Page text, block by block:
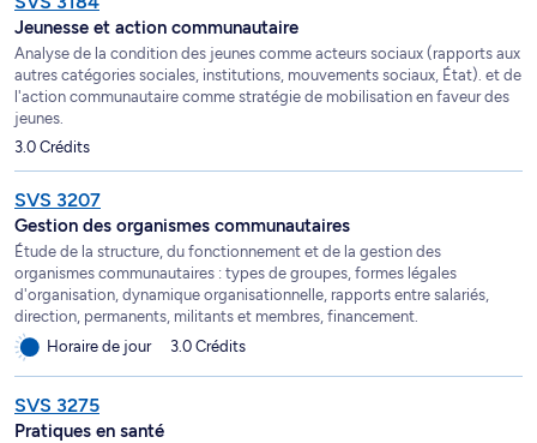
Jeunesse et action communautaire
Analyse de la condition des jeunes comme acteurs sociaux (rapports aux
autres catégories sociales, institutions, mouvements sociaux, État). et de
l'action communautaire comme stratégie de mobilisation en faveur des
jeunes.
3.0 Crédits
SVS 3207
Gestion des organismes communautaires
Étude de la structure, du fonctionnement et de la gestion des
organismes communautaires : types de groupes, formes légales
d'organisation, dynamique organisationnelle, rapports entre salariés,
direction, permanents, militants et membres, financement.
Horaire de jour
3.0 Crédits
SVS 3275
Pratiques en santé